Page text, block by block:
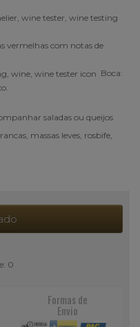
vermelhas com notas de
Boca:
saladas ou queijos
massas leves, rosbife,
0
Formas de
Envio